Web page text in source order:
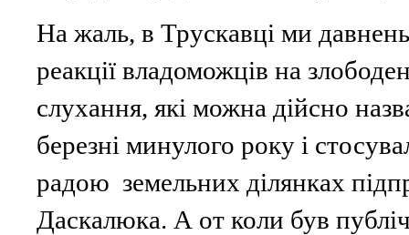
На жаль, в Трускавці ми
реакції владоможців на
слухання, які можна дійсно
березні минулого року і
радою земельних ділянках
Даскалюка. А от коли був